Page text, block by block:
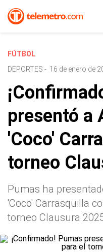
FÚTBOL
DEPORTES - 16 de enero de
presentó a
'Coco'
torneo
Pumas ha
'Coco' Carrasquilla
torneo Clausura